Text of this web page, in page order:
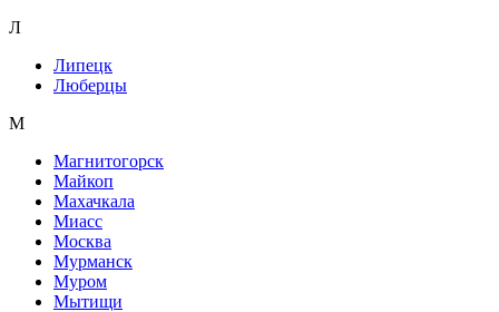
Л
Липецк
Люберцы
М
Магнитогорск
Майкоп
Махачкала
Миасс
Москва
Мурманск
Муром
Мытищи